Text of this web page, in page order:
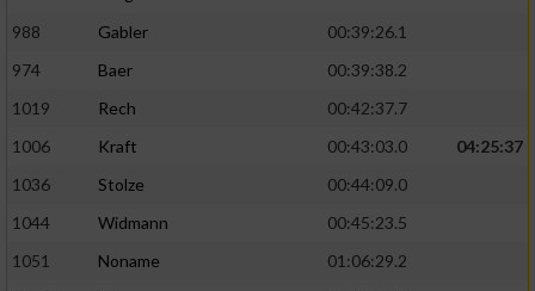
988
Gabler
00:39:26.1
974
Baer
00:39:38.2
1019
Rech
00:42:37.7
1006
Kraft 00:43:03.0
04:25:37
1036
Stolze
00:44:09.0
1044
Widmann
00:45:23.5
1051
Noname
01:06:29.2